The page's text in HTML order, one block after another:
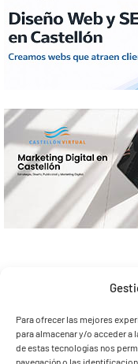
Para ofrecer las mejores
para almacenar y/o acceder
de estas tecnologías nos
navegación o las